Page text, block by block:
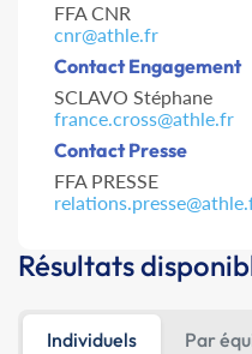
FFA CNR
cnr@athle.fr
Contact Engagement
SCLAVO Stéphane
france.cross@athle.fr
Contact Presse
FFA PRESSE
Résultats
Individuels Par